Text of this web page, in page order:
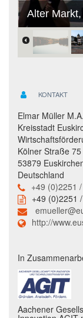
Alter
KONTAKT
Elmar Müller M.A.
Kreisstadt
Kölner Straße 75
53879
Deutschland
+49 (0)2251
+49 (0)2251
http://
In
Aachener